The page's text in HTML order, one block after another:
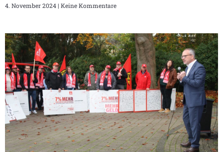
4. November 2024 Keine Kommentare